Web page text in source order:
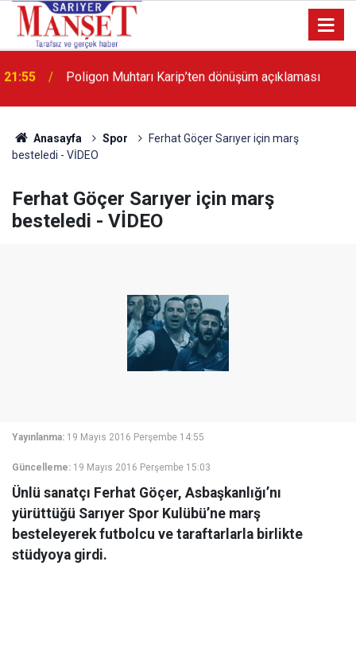
13:36 'Poligon'da İstanbul'a örnek proje gerçekleştirilecek'
Anasayfa Spor
Ferhat Göçer Sarıyer için marş
besteledi - VİDEO
Ferhat Göçer Sarıyer için marş
besteledi - VİDEO
Yayınlanma: 19 Mayıs 2016 Perşembe 14:55
Güncelleme: 19 Mayıs 2016 Perşembe 15:03
Ünlü sanatçı Ferhat Göçer, Asbaşkanlığı’nı
yürüttüğü Sarıyer Spor Kulübü’ne marş
besteleyerek futbolcu ve taraftarlarla birlikte
stüdyoya girdi.